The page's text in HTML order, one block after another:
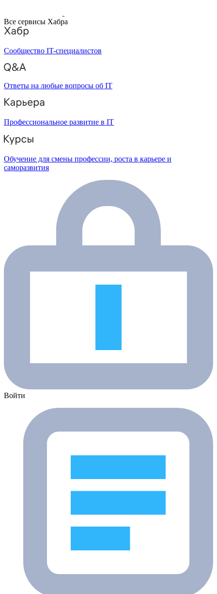
Все сервисы Хабра
Сообщество IT-специалистов
Ответы на любые вопросы об IT
Профессиональное развитие в IT
Обучение для смены профессии, роста в карьере и
саморазвития
Войти